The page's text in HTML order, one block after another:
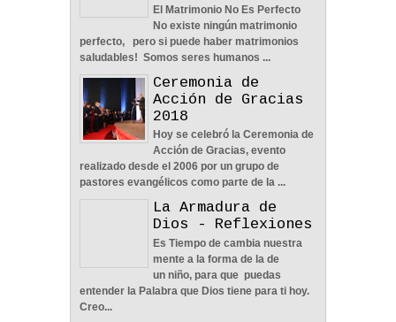
Pesar De Las
Circunstancias - Reflexión
04 Jun 2022
En Busca De La Pareja
Adecuada - Reflexión
2022 0
El Matrimonio No Es Perfecto
No existe ningún matrimonio
perfecto, pero si puede haber matrimonios
saludables! Somos seres humanos ...
Ceremonia de
Acción de Gracias
2018
Hoy se celebró la Ceremonia de
Acción de Gracias, evento
realizado desde el 2006 por un grupo de
pastores evangélicos como parte de la ...
La Armadura de
Dios - Reflexiones
Es Tiempo de cambia nuestra
mente a la forma de la de
un niño, para que puedas
entender la Palabra que Dios tiene para ti hoy.
Creo...